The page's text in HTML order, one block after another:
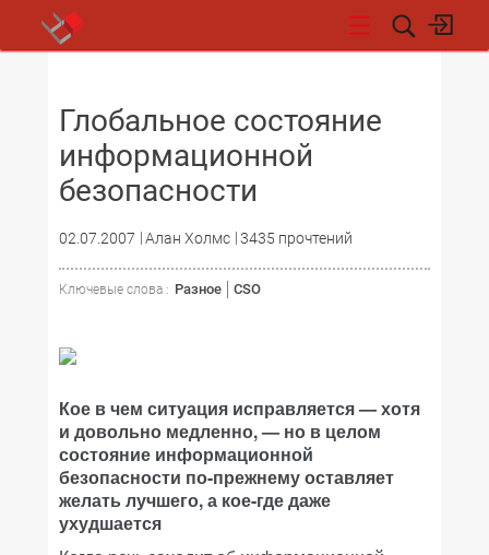
Глобальное состояние
информационной
безопасности
02.07.2007 Алан Холмс 3435 прочтений
Ключевые слова : Разное CSO
Кое в чем ситуация исправляется — хотя
и довольно медленно, — но в целом
состояние информационной
безопасности по-прежнему оставляет
желать лучшего, а кое-где даже
ухудшается